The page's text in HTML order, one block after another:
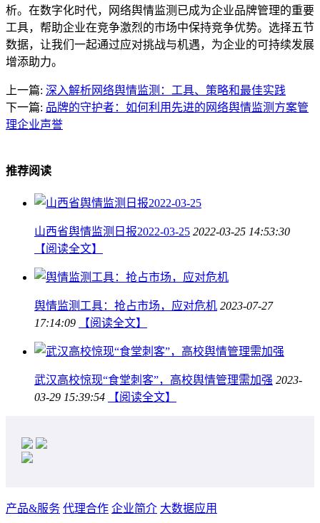
析。在数字化时代，网络舆情监测已成为企业品牌管理的重要
工具，帮助企业在竞争激烈的市场中保持竞争优势。选择五节
数据，让我们一起通过应对挑战与机遇，为企业的可持续发展
增添助力。
上一篇: 深入解析网络舆情监测：工具、策略和最佳实践
下一篇: 品牌的守护者：如何利用先进的网络舆情监测方案管
理企业声誉
推荐阅读
山西省舆情监测日报2022-03-25 2022-03-25 14:53:30
【阅读全文】
舆情监测工具：抢占市场，应对危机 2023-07-27
17:14:09
【阅读全文】
武汉高校惊现“食堂刺客”，高校舆情管理需加强 2023-
03-29 15:39:54
【阅读全文】
产品&服务 代理合作 企业简介 大数据应用